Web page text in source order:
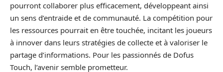
pourront collaborer plus efficacement, développeant ainsi
un sens d’entraide et de communauté. La compétition pour
les ressources pourrait en être touchée, incitant les joueurs
à innover dans leurs stratégies de collecte et à valoriser le
partage d’informations. Pour les passionnés de Dofus
Touch, l’avenir semble prometteur.